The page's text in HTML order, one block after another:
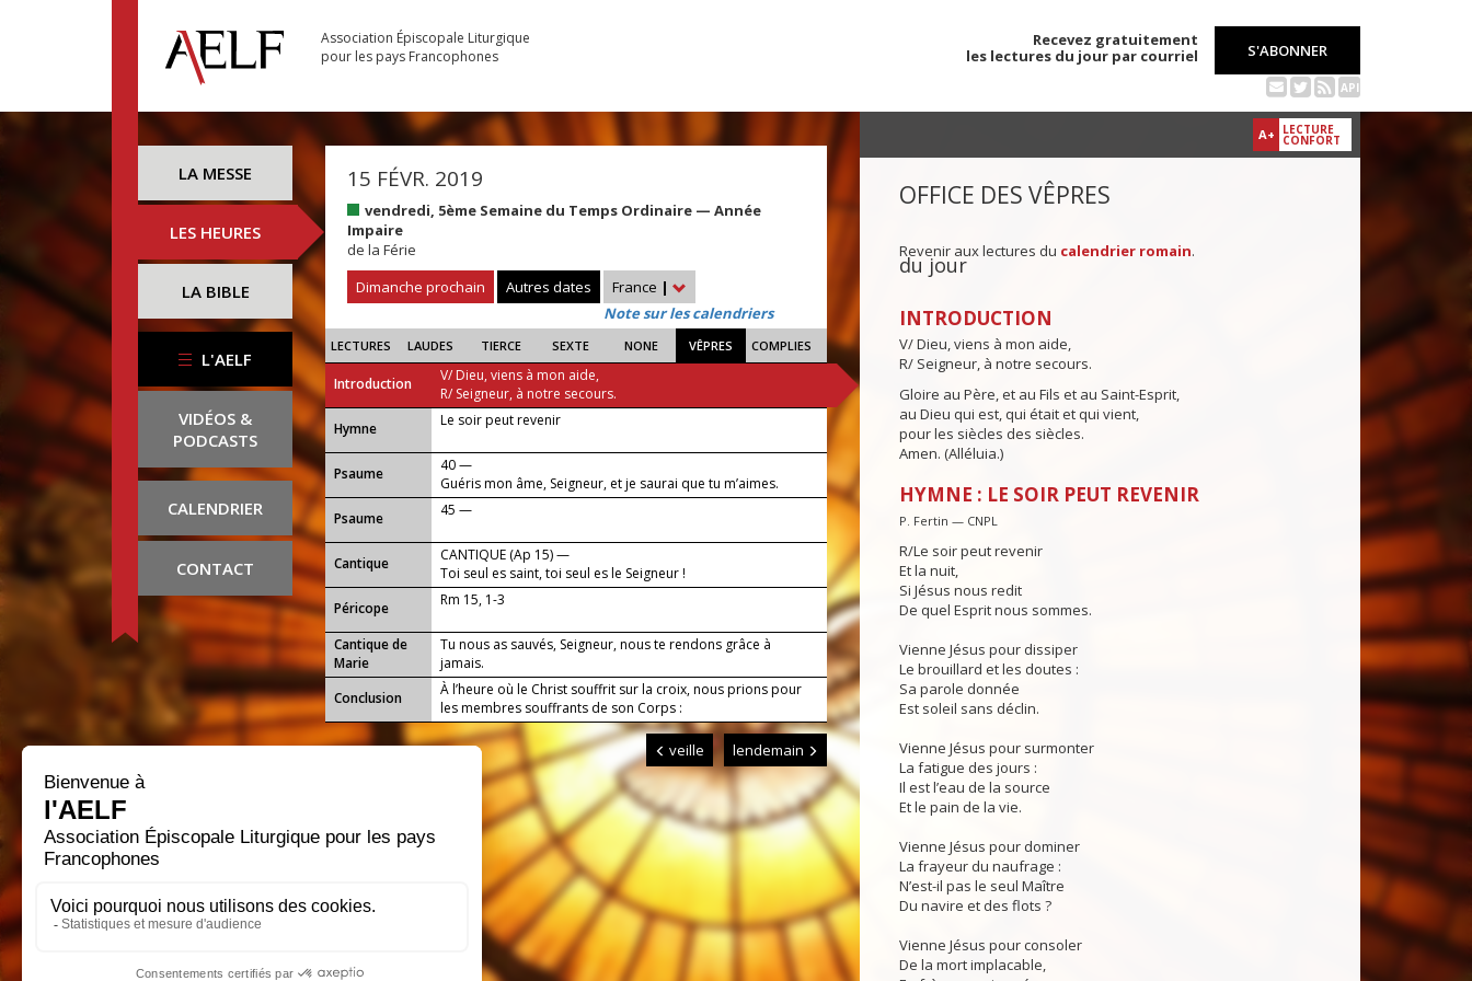
Association Épiscopale Liturgique
pour les pays Francophones
Recevez gratuitement
les lectures du jour par courriel
S'ABONNER
API
LA MESSE
LES HEURES
LA BIBLE
L'AELF
VIDÉOS &
PODCASTS
CALENDRIER
CONTACT
15 FÉVR. 2019
vendredi, 5ème Semaine du Temps Ordinaire — Année
Impaire
de la Férie
Dimanche prochain
Autres dates France |
Note sur les calendriers
LECTURES LAUDES TIERCE SEXTE NONE VÊPRES COMPLIES
Introduction
V/ Dieu, viens à mon aide,
R/ Seigneur, à notre secours.
...
Hymne Le soir peut revenir
Psaume
40 —
Guéris mon âme, Seigneur, et je saurai que tu m’aimes.
Psaume
45 —
Cantique
CANTIQUE (Ap 15) —
Toi seul es saint, toi seul es le Seigneur !
Péricope
Rm 15, 1-3
Cantique de
Marie
Tu nous as sauvés, Seigneur, nous te rendons grâce à
jamais.
Conclusion
À l’heure où le Christ souffrit sur la croix, nous prions pour
les membres souffrants de son Corps :
veille lendemain
A+ LECTURE
CONFORT
OFFICE DES VÊPRES
Revenir aux lectures du calendrier romain.
du jour
INTRODUCTION
V/ Dieu, viens à mon aide,
R/ Seigneur, à notre secours.
Gloire au Père, et au Fils et au Saint-Esprit,
au Dieu qui est, qui était et qui vient,
pour les siècles des siècles.
Amen. (Alléluia.)
HYMNE : LE SOIR PEUT REVENIR
P. Fertin — CNPL
R/Le soir peut revenir
Et la nuit,
Si Jésus nous redit
De quel Esprit nous sommes.
Vienne Jésus pour dissiper
Le brouillard et les doutes :
Sa parole donnée
Est soleil sans déclin.
Vienne Jésus pour surmonter
La fatigue des jours :
Il est l’eau de la source
Et le pain de la vie.
Vienne Jésus pour dominer
La frayeur du naufrage :
N’est-il pas le seul Maître
Du navire et des flots ?
Vienne Jésus pour consoler
De la mort implacable,